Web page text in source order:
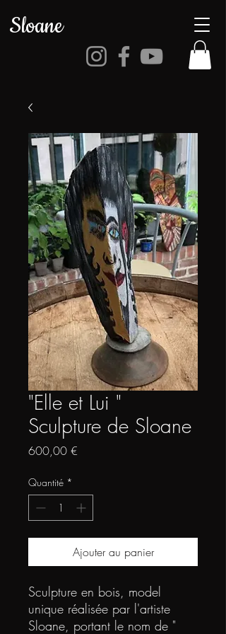
Sloane
"Elle et Lui "
Sculpture de Sloane
600,00 €
Quantité *
Ajouter au panier
Sculpture en bois, model
unique réalisée par l'artiste
Sloane, portant le nom de "